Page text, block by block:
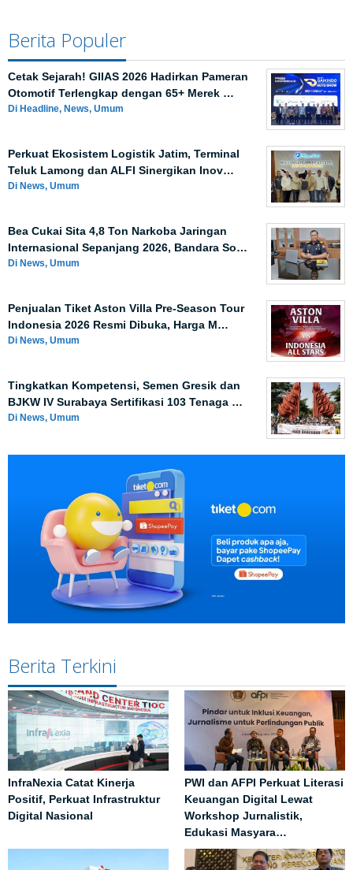
Berita Populer
Cetak Sejarah! GIIAS 2026 Hadirkan Pameran
Otomotif Terlengkap dengan 65+ Merek …
Di Headline, News, Umum
Perkuat Ekosistem Logistik Jatim, Terminal
Teluk Lamong dan ALFI Sinergikan Inov…
Di News, Umum
Bea Cukai Sita 4,8 Ton Narkoba Jaringan
Internasional Sepanjang 2026, Bandara So…
Di News, Umum
Penjualan Tiket Aston Villa Pre-Season Tour
Indonesia 2026 Resmi Dibuka, Harga M…
Di News, Umum
Tingkatkan Kompetensi, Semen Gresik dan
BJKW IV Surabaya Sertifikasi 103 Tenaga …
Di News, Umum
Berita Terkini
InfraNexia Catat Kinerja
Positif, Perkuat Infrastruktur
Digital Nasional
PWI dan AFPI Perkuat Literasi
Keuangan Digital Lewat
Workshop Jurnalistik,
Edukasi Masyara…